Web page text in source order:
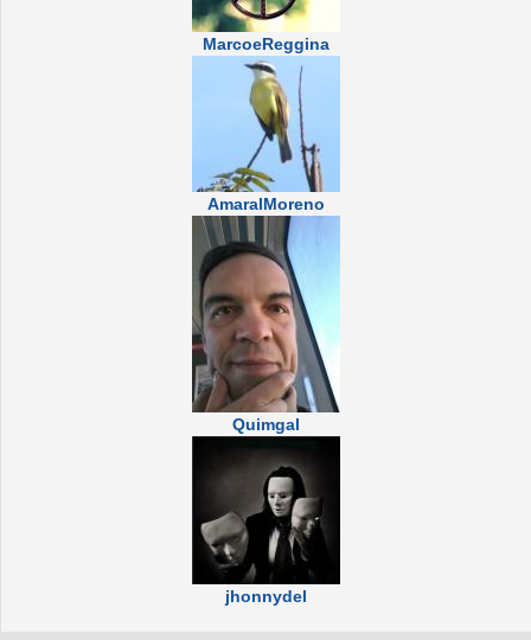
MarcoeReggina
AmaralMoreno
Quimgal
jhonnydel